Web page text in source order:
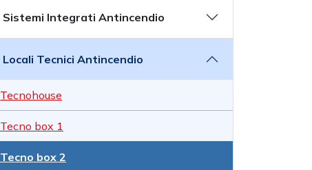
Sistemi Integrati Antincendio
Locali Tecnici Antincendio
Tecnohouse
Tecno box 1
Tecno box 2